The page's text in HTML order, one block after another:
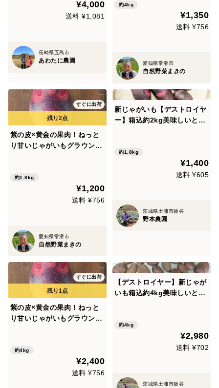
¥4,000
送料 ¥1,081
長崎県五島市
あわたに農園
料不使用】
約4kg
¥1,350
送料 ¥756
愛知県常滑市
自然野菜まきの
すぐに出荷
紫の皮×黄金の果肉！ねっと
り甘いじゃがいもグラウンド
中、農薬・肥料不使用】
約1.8kg
¥1,200
送料 ¥756
愛知県常滑市
自然野菜まきの
新じゃがいも【デストロイヤ
ー】箱込約2kg美味しいと大
約1.8kg
¥1,400
送料 ¥605
茨城県土浦市板谷
野本農園
すぐに出荷
紫の皮×黄金の果肉！ねっと
り甘いじゃがいもグラウンド
中、農薬・肥料不使用】
約4kg
¥2,400
送料 ¥756
【デストロイヤー】新じゃが
いも箱込約4kg美味しいと大
約4kg
¥2,980
送料 ¥702
茨城県土浦市板谷